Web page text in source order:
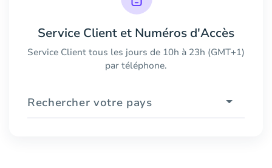
Service Client et Numéros d'Accès
Service Client tous les jours de 10h à 23h (GMT+1)
par téléphone.
Rechercher votre pays